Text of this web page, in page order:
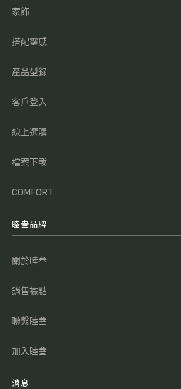
家飾
搭配靈感
產品型錄
客戶登入
線上選購
檔案下載
COMFORT
睦叁品牌
關於睦叁
銷售據點
聯繫睦叁
加入睦叁
消息